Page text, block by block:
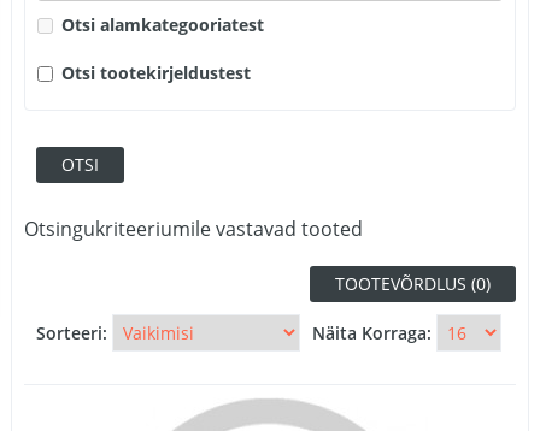
Otsi alamkategooriatest
Otsi tootekirjeldustest
Otsingukriteeriumile vastavad tooted
TOOTEVÕRDLUS (0)
Sorteeri: Näita Korraga: